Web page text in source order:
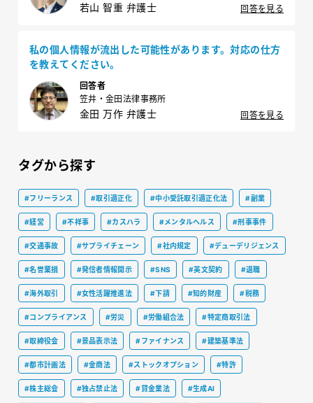
若山 智重 弁護士 回答を見る
私の個人情報が流出した可能性があります。対応の仕方
を教えてください。
回答者
笠井・金田法律事務所
金田 万作 弁護士 回答を見る
タグから探す
#フリーランス #取引適正化 #中小受託取引適正化法 #副業
#経営 #不祥事 #カスハラ #メンタルヘルス #刑事事件
#交通事故 #サプライチェーン #社内規定 #デューデリジェンス
#名誉棄損 #発信者情報開示 #SNS #英文契約 #退職
#海外取引 #女性活躍推進法 #下請 #知的財産 #税務
#コンプライアンス #労災 #労働組合法 #特定商取引法
#取締役会 #景品表示法 #ファイナンス #建築基準法
#都市計画法 #金商法 #ストックオプション #特許
#株主総会 #独占禁止法 #貸金業法 #生成AI